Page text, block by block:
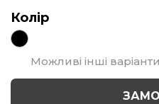
Колір
Можливі інші